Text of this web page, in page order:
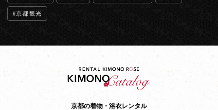
京都観光
京都の着物・浴衣レンタル